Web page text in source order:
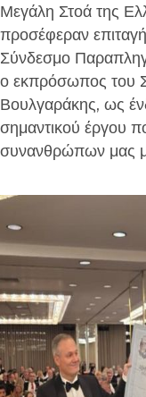
Μεγάλη Στοά της
προσέφεραν
Σύνδεσμο
ο εκπρόσωπος του
Βουλγαράκης, ως
σημαντικού έργου
συνανθρώπων μας